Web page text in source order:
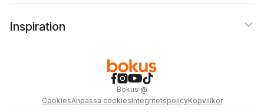
Inspiration
Bokus @
CookiesAnpassa cookiesIntegritetspolicyKöpvillkor